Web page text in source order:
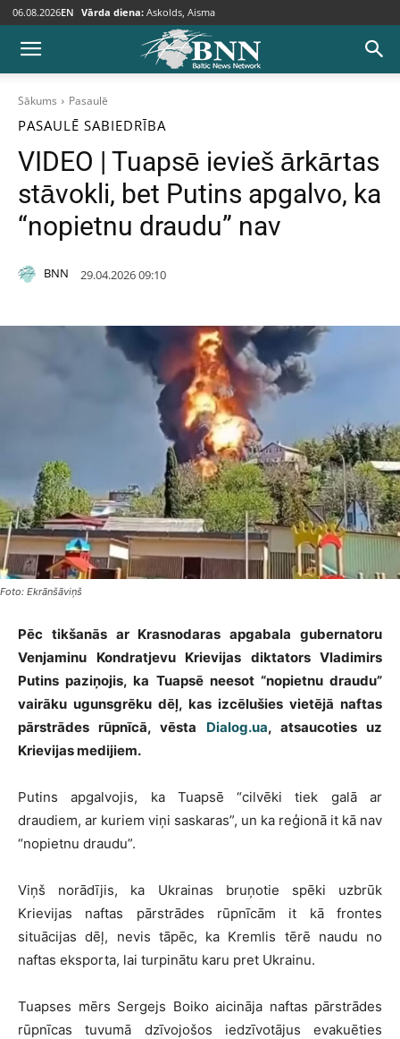
06.08.2026EN Vārda diena: Askolds, Aisma
Sākums Pasaulē
PASAULĒ SABIEDRĪBA
VIDEO | Tuapsē ievieš ārkārtas
stāvokli, bet Putins apgalvo, ka
“nopietnu draudu” nav
BNN 29.04.2026 09:10
Foto: Ekrānšāviņš
Pēc tikšanās ar Krasnodaras apgabala gubernatoru
Venjaminu Kondratjevu Krievijas diktators Vladimirs
Putins paziņojis, ka Tuapsē neesot “nopietnu draudu”
vairāku ugunsgrēku dēļ, kas izcēlušies vietējā naftas
pārstrādes rūpnīcā, vēsta Dialog.ua, atsaucoties uz
Krievijas medijiem.
Putins apgalvojis, ka Tuapsē “cilvēki tiek galā ar
draudiem, ar kuriem viņi saskaras”, un ka reģionā it kā nav
“nopietnu draudu”.
Viņš norādījis, ka Ukrainas bruņotie spēki uzbrūk
Krievijas naftas pārstrādes rūpnīcām it kā frontes
situācijas dēļ, nevis tāpēc, ka Kremlis tērē naudu no
naftas eksporta, lai turpinātu karu pret Ukrainu.
Tuapses mērs Sergejs Boiko aicināja naftas pārstrādes
rūpnīcas tuvumā dzīvojošos iedzīvotājus evakuēties